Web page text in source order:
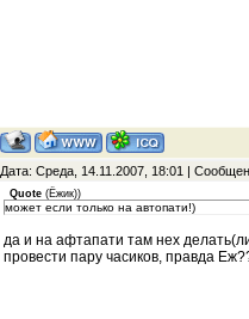
Дата: Среда, 14.11.2007, 18:01 |
Quote (Ёжик))
может если только на автопати!)
да и на афтапати там нех
провести пару часиков, правда